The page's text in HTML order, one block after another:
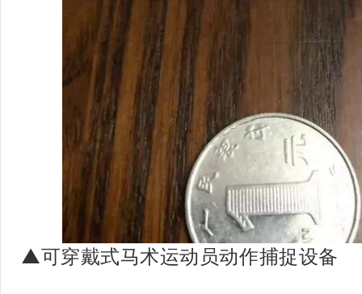
▲可穿戴式马术运动员动作捕捉设备